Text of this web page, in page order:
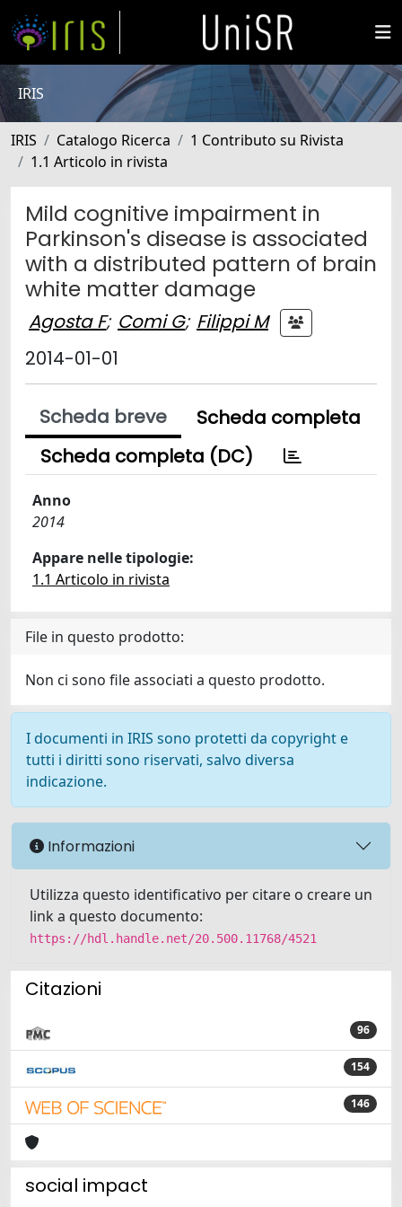
IRIS
IRIS Catalogo Ricerca
1 Contributo su Rivista
1.1 Articolo in rivista
Mild cognitive impairment in
Parkinson's disease is associated
with a distributed pattern of brain
white matter damage
Agosta F; Comi G; Filippi M
2014-01-01
Scheda breve
Scheda completa
Scheda completa (DC)
Anno
2014
Appare nelle tipologie:
1.1 Articolo in rivista
File in questo prodotto:
Non ci sono file associati a questo prodotto.
I documenti in IRIS sono protetti da copyright e
tutti i diritti sono riservati, salvo diversa
indicazione.
Informazioni
Utilizza questo identificativo per citare o creare un
link a questo documento:
https://hdl.handle.net/20.500.11768/4521
Citazioni
96
154
146
social impact